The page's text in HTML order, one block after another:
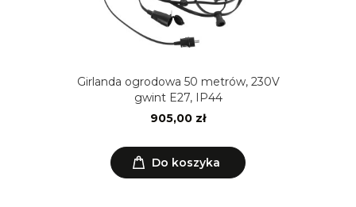
Girlanda ogrodowa 50 metrów, 230V
gwint E27, IP44
905,00 zł
Do koszyka